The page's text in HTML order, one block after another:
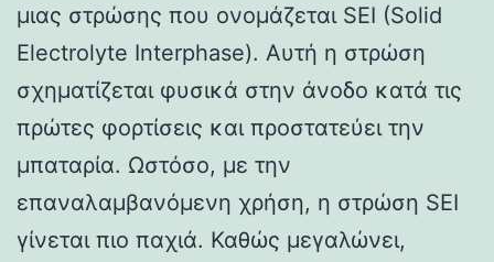
μιας στρώσης που ονομάζεται SEI (Solid
Electrolyte Interphase). Αυτή η στρώση
σχηματίζεται φυσικά στην άνοδο κατά τις
πρώτες φορτίσεις και προστατεύει την
μπαταρία. Ωστόσο, με την
επαναλαμβανόμενη χρήση, η στρώση SEI
γίνεται πιο παχιά. Καθώς μεγαλώνει,